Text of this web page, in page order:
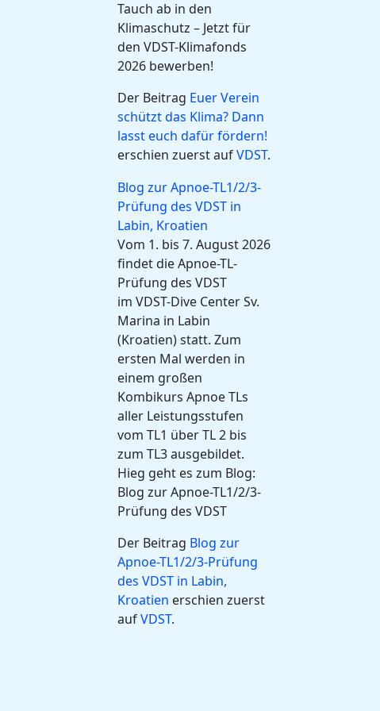
Tauch ab in den
Klimaschutz – Jetzt für
den VDST-Klimafonds
2026 bewerben!
Der Beitrag Euer Verein
schützt das Klima? Dann
lasst euch dafür fördern!
erschien zuerst aufVDST.
Blog zur Apnoe-TL1/2/3-
Prüfung des VDST in
Labin, Kroatien
Vom 1. bis 7. August 2026
findet die Apnoe-TL-
Prüfung des VDST
im VDST-Dive Center Sv.
Marina in Labin
(Kroatien) statt. Zum
ersten Mal werden in
einem großen
Kombikurs Apnoe TLs
aller Leistungsstufen
vom TL1 über TL 2 bis
zum TL3 ausgebildet.
Hieg geht es zum Blog:
Blog zur Apnoe-TL1/2/3-
Prüfung des VDST
Der Beitrag Blog zur
Apnoe-TL1/2/3-Prüfung
des VDST in Labin,
Kroatien erschien zuerst
aufVDST.